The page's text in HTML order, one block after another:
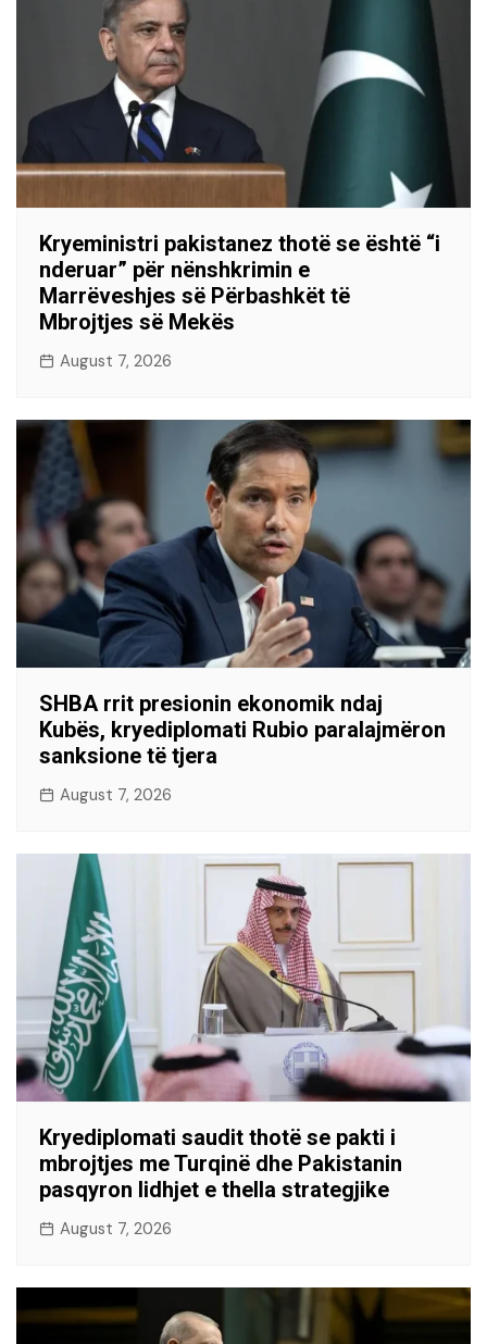
Kryeministri pakistanez thotë se është “i
nderuar” për nënshkrimin e
Marrëveshjes së Përbashkët të
Mbrojtjes së Mekës
August 7, 2026
SHBA rrit presionin ekonomik ndaj
Kubës, kryediplomati Rubio paralajmëron
sanksione të tjera
August 7, 2026
Kryediplomati saudit thotë se pakti i
mbrojtjes me Turqinë dhe Pakistanin
pasqyron lidhjet e thella strategjike
August 7, 2026